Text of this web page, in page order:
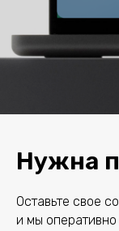
Нужна
Оставьте свое
и мы